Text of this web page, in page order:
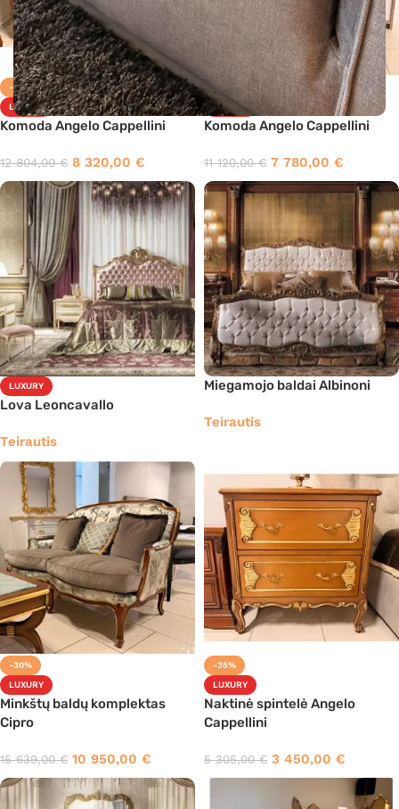
-35%
LUXURY
Komoda Angelo Cappellini
12 804,00€ 8 320,00 €
-30%
LUXURY
Komoda Angelo Cappellini
11 120,00€ 7 780,00 €
LUXURY
Lova Leoncavallo
Teirautis
Miegamojo baldai Albinoni
Teirautis
-30%
LUXURY
Minkštų baldų komplektas
Cipro
15 639,00€ 10 950,00 €
-35%
LUXURY
Naktinė spintelė Angelo
Cappellini
5 305,00€ 3 450,00 €